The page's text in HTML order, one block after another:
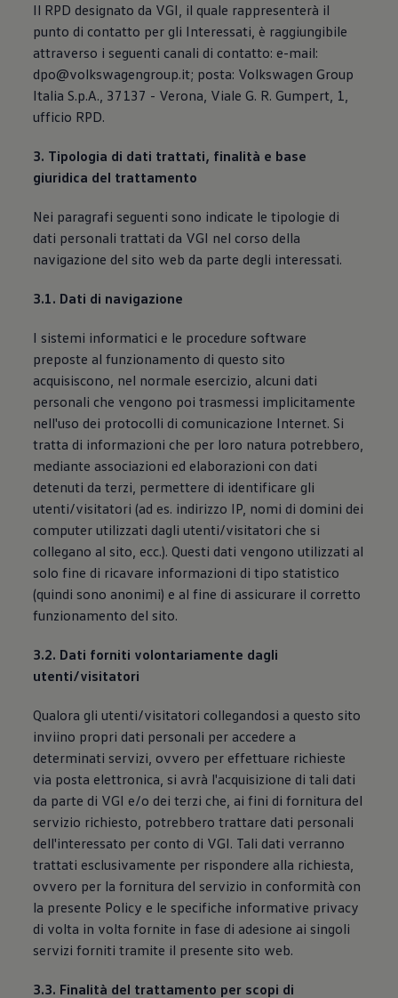
Il RPD designato da VGI, il quale rappresenterà il
punto di contatto per gli Interessati, è raggiungibile
attraverso i seguenti canali di contatto: e-mail:
dpo@volkswagengroup.it; posta: Volkswagen Group
Italia S.p.A., 37137 - Verona, Viale G. R. Gumpert, 1,
ufficio RPD.
3. Tipologia di dati trattati, finalità e base
giuridica del trattamento
Nei paragrafi seguenti sono indicate le tipologie di
dati personali trattati da VGI nel corso della
navigazione del sito web da parte degli interessati.
3.1. Dati di navigazione
I sistemi informatici e le procedure software
preposte al funzionamento di questo sito
acquisiscono, nel normale esercizio, alcuni dati
personali che vengono poi trasmessi implicitamente
nell'uso dei protocolli di comunicazione Internet. Si
tratta di informazioni che per loro natura potrebbero,
mediante associazioni ed elaborazioni con dati
detenuti da terzi, permettere di identificare gli
utenti/visitatori (ad es. indirizzo IP, nomi di domini dei
computer utilizzati dagli utenti/visitatori che si
collegano al sito, ecc.). Questi dati vengono utilizzati al
solo fine di ricavare informazioni di tipo statistico
(quindi sono anonimi) e al fine di assicurare il corretto
funzionamento del sito.
3.2. Dati forniti volontariamente dagli
utenti/visitatori
Qualora gli utenti/visitatori collegandosi a questo sito
inviino propri dati personali per accedere a
determinati servizi, ovvero per effettuare richieste
via posta elettronica, si avrà l'acquisizione di tali dati
da parte di VGI e/o dei terzi che, ai fini di fornitura del
servizio richiesto, potrebbero trattare dati personali
dell'interessato per conto di VGI. Tali dati verranno
trattati esclusivamente per rispondere alla richiesta,
ovvero per la fornitura del servizio in conformità con
la presente Policy e le specifiche informative privacy
di volta in volta fornite in fase di adesione ai singoli
servizi forniti tramite il presente sito web.
3.3. Finalità del trattamento per scopi di